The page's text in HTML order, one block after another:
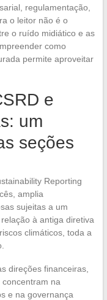
regulamentação,
o leitor não é o
o ruído midiático e as
como
permite aproveitar
e
um
seções
Reporting
amplia
sujeitas a um
à antiga diretiva
climáticos, toda a
direções financeiras,
na
e na governança